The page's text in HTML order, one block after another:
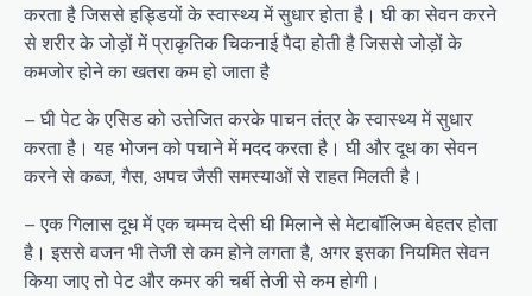
करता है जिससे हड्डियों के स्वास्थ्य में सुधार होता है। घी का सेवन करने
से शरीर के जोड़ों में प्राकृतिक चिकनाई पैदा होती है जिससे जोड़ों के
कमजोर होने का खतरा कम हो जाता है
– घी पेट के एसिड को उत्तेजित करके पाचन तंत्र के स्वास्थ्य में सुधार
करता है। यह भोजन को पचाने में मदद करता है। घी और दूध का सेवन
करने से कब्ज, गैस, अपच जैसी समस्याओं से राहत मिलती है।
– एक गिलास दूध में एक चम्मच देसी घी मिलाने से मेटाबॉलिज्म बेहतर होता
है। इससे वजन भी तेजी से कम होने लगता है, अगर इसका नियमित सेवन
किया जाए तो पेट और कमर की चर्बी तेजी से कम होगी।